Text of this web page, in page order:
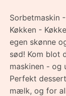
Sorbetmaskin
Køkken -
egen skønne
sød! Kom blot
maskinen - og
Perfekt
mælk, og for